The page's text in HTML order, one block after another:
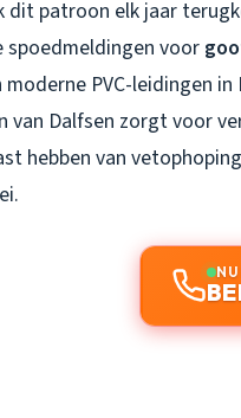
dit patroon elk jaar
spoedmeldingen voor
PVC-leidingen
van Dalfsen zorgt voor
hebben van